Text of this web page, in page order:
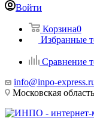
Войти
Корзина0
Избранные
Сравнение
info@inpo-
Московская